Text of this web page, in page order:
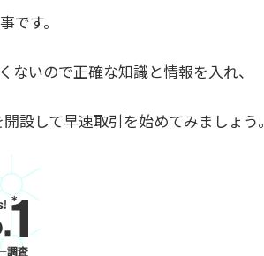
です。
いので正確な知識と情報を入れ、
設して早速取引を始めてみましょう。